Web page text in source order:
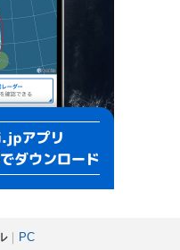
｜ PC